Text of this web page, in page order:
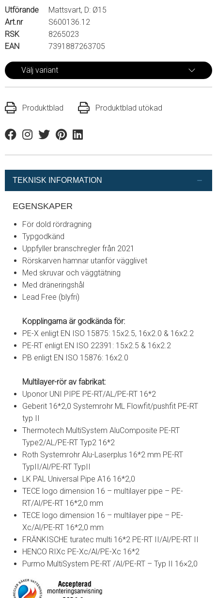
Utförande
Mattsvart, D: Ø15
Art.nr
S600136.12
RSK
8265023
EAN
7391887263705
Välj variant
Produktblad Produktblad utökad
FacebookInstagram
TwitterPinterestLinkedin
TEKNISK INFORMATION
EGENSKAPER
För dold rördragning
Typgodkänd
Uppfyller branschregler från 2021
Rörskarven hamnar utanför vägglivet
Med skruvar och väggtätning
Med dräneringshål
Lead Free (blyfri)
Kopplingarna är godkända för:
PE-X enligt EN ISO 15875: 15x2.5, 16x2.0 & 16x2.2
PE-RT enligt EN ISO 22391: 15x2.5 & 16x2.2
PB enligt EN ISO 15876: 16x2.0
Multilayer-rör av fabrikat:
Uponor UNI PIPE PE-RT/AL/PE-RT 16*2
Geberit 16*2,0 Systemrohr ML Flowfit/pushfit PE-RT
typ II
Thermotech MultiSystem AluComposite PE-RT
Type2/AL/PE-RT Typ2 16*2
Roth Systemrohr Alu-Laserplus 16*2 mm PE-RT
TypII/Al/PE-RT TypII
LK PAL Universal Pipe A16 16*2,0
TECE logo dimension 16 – multilayer pipe – PE-
RT/Al/PE-RT 16*2,0 mm
TECE logo dimension 16 – multilayer pipe – PE-
Xc/Al/PE-RT 16*2,0 mm
FRÄNKISCHE turatec multi 16*2 PE-RT II/Al/PE-RT II
HENCO RIXc PE-Xc/Al/PE-Xc 16*2
Purmo MultiSystem PE-RT /Al/PE-RT – Typ II 16×2,0